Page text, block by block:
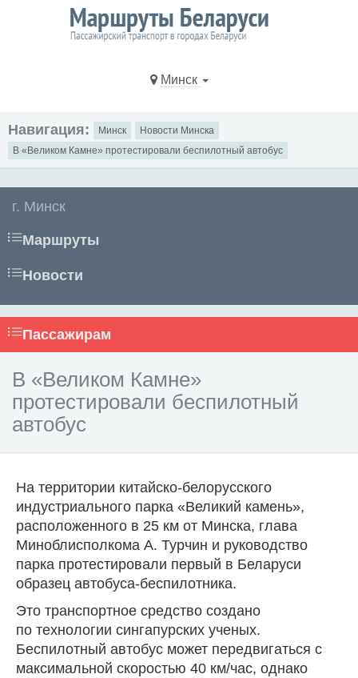
Минск
Навигация: Минск
Новости Минска
В «Великом Камне» протестировали беспилотный автобус
г. Минск
Маршруты
Новости
Пассажирам
В «Великом Камне»
протестировали беспилотный
автобус
На территории китайско-белорусского
индустриального парка «Великий камень»,
расположенного в 25 км от Минска, глава
Миноблисполкома А. Турчин и руководство
парка протестировали первый в Беларуси
образец автобуса-беспилотника.
Это транспортное средство создано
по технологии сингапурских ученых.
Беспилотный автобус может передвигаться с
максимальной скоростью 40 км/час, однако